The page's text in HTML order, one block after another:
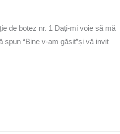
de botez nr. 1 Dați-mi voie să mă
“Bine v-am găsit”și vă invit